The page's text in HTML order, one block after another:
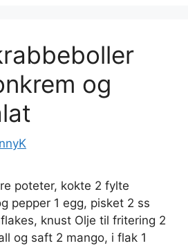
og
poteter, kokte 2 fylte
pepper 1 egg, pisket 2 ss
knust Olje til fritering 2
og saft 2 mango, i flak 1